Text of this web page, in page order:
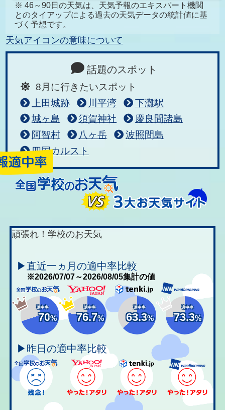
※ 46～90日の天気は、天気予報のエキスパート機関
とのタイアップによる過去の天気データの統計値に基
づく予想です。
天気アイコンの意味について
話題のスポット
8月に行きたいスポット
上田城跡
川平湾
下灘駅
城ヶ島
須賀神社
慶良間諸島
阿智村
八ヶ岳
波照間島
四国カルスト
頑張れ！学校のお天気
▶直近一ヵ月の適中率比較
※2026/07/07～2026/08/05集計の値
適中率
70%
適中率
76.7%
適中率
63.3%
適中率
73.3%
▶昨日の適中率比較